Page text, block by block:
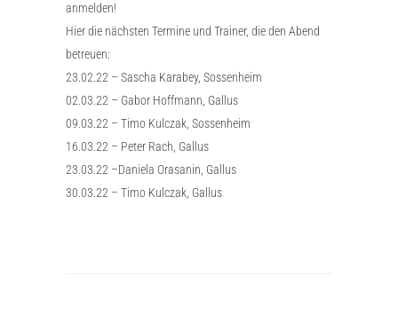
anmelden!
Hier die nächsten Termine und Trainer, die den Abend
betreuen:
23.02.22 – Sascha Karabey, Sossenheim
02.03.22 – Gabor Hoffmann, Gallus
09.03.22 – Timo Kulczak, Sossenheim
16.03.22 – Peter Rach, Gallus
23.03.22 –Daniela Orasanin, Gallus
30.03.22 – Timo Kulczak, Gallus